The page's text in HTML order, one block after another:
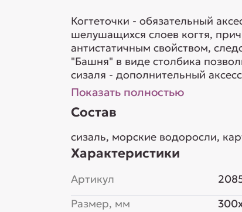
Когтеточки - обязательный
шелушащихся слоев когтя,
антистатичным свойством,
"Башня" в виде столбика
сизаля - дополнительный
Показать полностью
Состав
сизаль, морские водоросли,
Характеристики
Артикул
Размер, мм